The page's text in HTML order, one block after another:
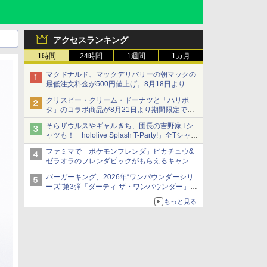
アクセスランキング
1時間 24時間 1週間 1カ月
マクドナルド、マックデリバリーの朝マックの
最低注文料金が500円値上げ。8月18日より
1,500円から受付
クリスピー・クリーム・ドーナツと「ハリポ
タ」のコラボ商品が8月21日より期間限定で発
売
組分け帽子ドーナツなど見た目も楽しい商品が
登場
そらザウルスやギャルきち、団長の吉野家Tシ
ャツも！「hololive Splash T-Party!」全Tシャツ
ラインナップ公開＆オンライン販売開始
ファミマで「ポケモンフレンダ」ピカチュウ&
ゼラオラのフレンダピックがもらえるキャンペ
ーン開催！
バーガーキング、2026年“ワンパウンダーシリ
ーズ”第3弾「ダーティ ザ・ワンパウンダー」を
「特製ガーリックマヨソース」を使用した超大
もっと見る